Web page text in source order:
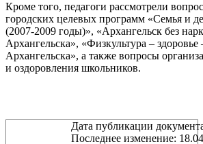
Кроме того, педагоги рассмотрели
городских целевых программ «Семья и
(2007-2009 годы)», «Архангельск без
Архангельска», «Физкультура –
Архангельска», а также вопросы
и оздоровления школьников.
Дата публикации
Последнее изменение: